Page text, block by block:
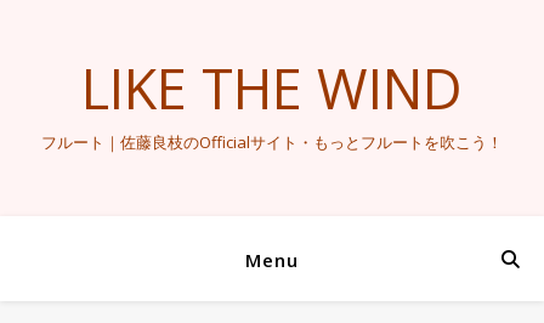
LIKE THE WIND
フルート｜佐藤良枝のOfficialサイト・もっとフルートを吹こう！
Menu